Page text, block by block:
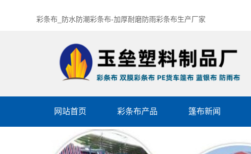
彩条布_防水防潮彩条布-加厚耐磨防雨彩条布生产厂家
网站首页 彩条布产品 篷布新闻